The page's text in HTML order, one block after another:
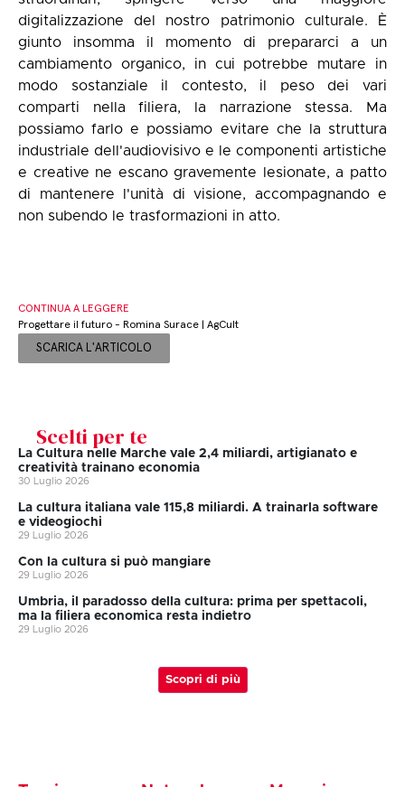
digitalizzazione del nostro patrimonio culturale. È
giunto insomma il momento di prepararci a un
cambiamento organico, in cui potrebbe mutare in
modo sostanziale il contesto, il peso dei vari
comparti nella filiera, la narrazione stessa. Ma
possiamo farlo e possiamo evitare che la struttura
industriale dell'audiovisivo e le componenti artistiche
e creative ne escano gravemente lesionate, a patto
di mantenere l'unità di visione, accompagnando e
non subendo le trasformazioni in atto.
CONTINUA A LEGGERE
Progettare il futuro - Romina Surace | AgCult
SCARICA L'ARTICOLO
Scelti per te
La Cultura nelle Marche vale 2,4 miliardi, artigianato e
creatività trainano economia
30 Luglio 2026
La cultura italiana vale 115,8 miliardi. A trainarla software
e videogiochi
29 Luglio 2026
Con la cultura si può mangiare
29 Luglio 2026
Umbria, il paradosso della cultura: prima per spettacoli,
ma la filiera economica resta indietro
29 Luglio 2026
Scopri di più